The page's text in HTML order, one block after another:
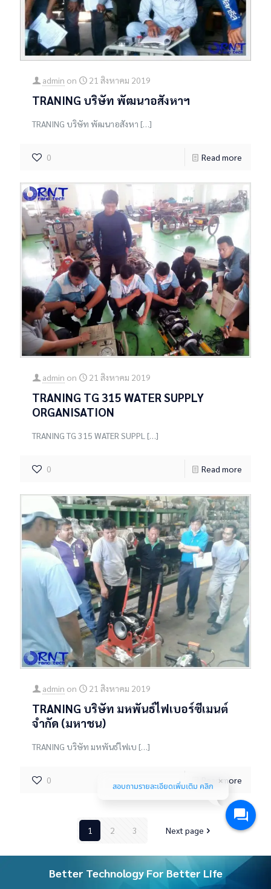
admin on 21 สิงหาคม 2019
TRANING บริษัท พัฒนาอสังหาฯ
TRANING บริษัท พัฒนาอสังหา […]
0 Read more
admin on 21 สิงหาคม 2019
TRANING TG 315 WATER SUPPLY
ORGANISATION
TRANING TG 315 WATER SUPPL […]
0 Read more
admin on 21 สิงหาคม 2019
TRANING บริษัท มหพันธ์ไฟเบอร์ซีเมนต์
จำกัด (มหาชน)
TRANING บริษัท มหพันธ์ไฟเบ […]
0 Read more
1 2 3 Next page
Better Technology For Better Life
สอบถามรายละเอียดเพิ่มเติม คลิก